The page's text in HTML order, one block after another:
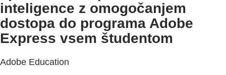
inteligence z omogočanjem
dostopa do programa Adobe
Express vsem študentom
Adobe Education